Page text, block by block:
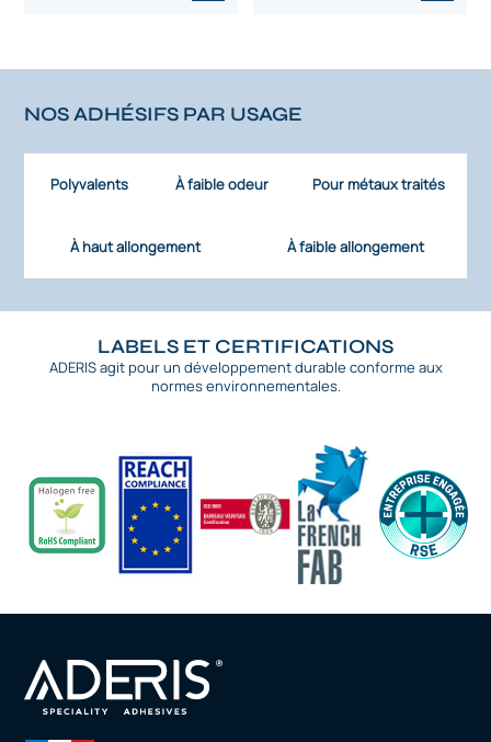
NOS ADHÉSIFS PAR USAGE
Polyvalents À faible odeur Pour métaux traités
À haut allongement À faible allongement
LABELS ET CERTIFICATIONS
ADERIS agit pour un développement durable conforme aux
normes environnementales.